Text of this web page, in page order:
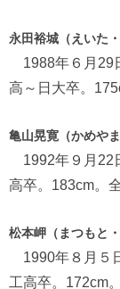
永田裕城（えいた
1988年６月29
高～日大卒。
亀山晃寛（かめや
1992年９月22
高卒。183cm。
松本岬（まつもと
1990年８月５
工高卒。172cm